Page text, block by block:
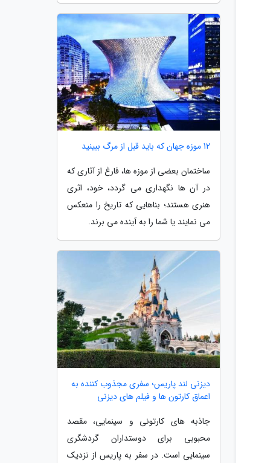
12 موزه جهان که باید قبل از مرگ ببینید
ساختمان بعضی از موزه ها، فارغ از آثاری که
در آن ها نگهداری می گردد، خود، اثری
هنری هستند؛ بناهایی که تاریخ را منعکس
می نمایند یا شما را به آینده می برند.
دیزنی لند پاریس؛ سفری مجذوب کننده به
اعماق کارتون ها و فیلم های دیزنی
جاذبه های کارتونی و سینمایی، مقصد
محبوبی برای دوستداران گردشگری
سینمایی است. در سفر به پاریس از نزدیک